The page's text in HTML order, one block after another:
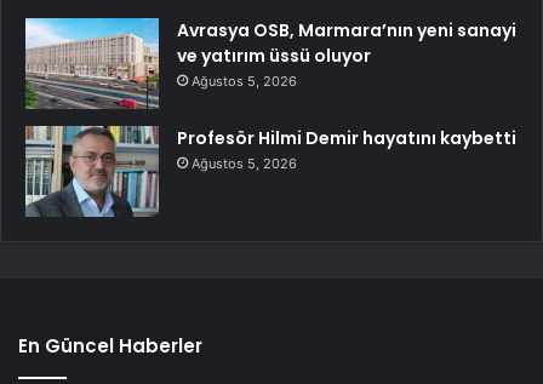
Avrasya OSB, Marmara’nın yeni sanayi
ve yatırım üssü oluyor
Ağustos 5, 2026
Profesör Hilmi Demir hayatını kaybetti
Ağustos 5, 2026
En Güncel Haberler